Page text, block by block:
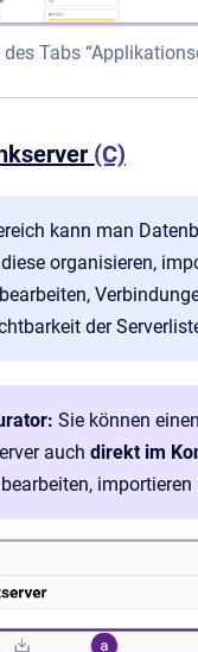
Tabs
(C)
kann man
organisieren,
der
Sie können
auch direkt im
importieren